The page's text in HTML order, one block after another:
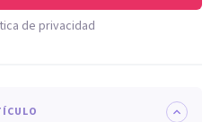
de privacidad